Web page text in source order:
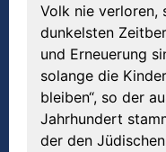
Volk nie verloren,
dunkelsten
und Erneuerung
solange die
bleiben“, so der
Jahrhundert
der den